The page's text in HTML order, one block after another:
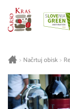
> Načrtuj obisk>